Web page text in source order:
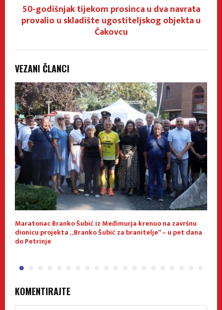
50-godišnjak tijekom prosinca u dva navrata
provalio u skladište ugostiteljskog objekta u
Čakovcu
VEZANI ČLANCI
Maratonac Branko Šubić iz Međimurja krenuo na završnu
dionicu projekta „Branko Šubić za branitelje“ – u pet dana
do Petrinje
KOMENTIRAJTE